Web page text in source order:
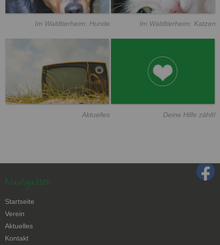
Im Waldtierheim: Hunde Im Waldtierheim: Katzen
Aktuelles Deine Hilfe zählt!
Navigation
Navigation
überspringen
Startseite
Verein
Aktuelles
Kontakt